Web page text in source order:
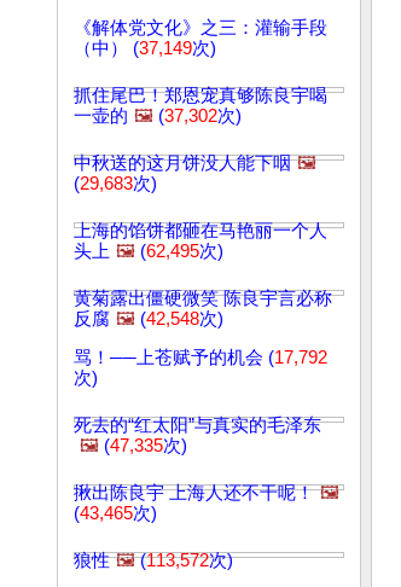
《解体党文化》之三：灌输手段
（中） (37,149次)
抓住尾巴！郑恩宠真够陈良宇喝
一壶的 🖼️ (37,302次)
中秋送的这月饼没人能下咽 🖼️
(29,683次)
上海的馅饼都砸在马艳丽一个人
头上 🖼️ (62,495次)
黄菊露出僵硬微笑 陈良宇言必称
反腐 🖼️ (42,548次)
骂！──上苍赋予的机会 (17,792
次)
死去的“红太阳”与真实的毛泽东
🖼️ (47,335次)
揪出陈良宇 上海人还不干呢！ 🖼️
(43,465次)
狼性 🖼️(113,572次)